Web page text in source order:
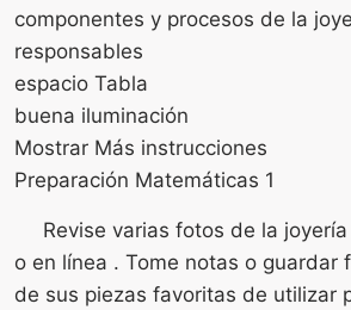
componentes y procesos de la
responsables
espacio Tabla
buena iluminación
Mostrar Más instrucciones
Preparación Matemáticas 1
Revise varias fotos de la
o en línea . Tome notas o guardar
de sus piezas favoritas de utilizar